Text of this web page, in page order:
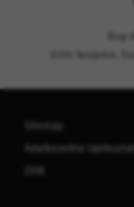
Sitemap
Adatkezelési tájékoztató
GYIK